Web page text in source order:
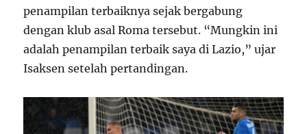
penampilan terbaiknya sejak bergabung
dengan klub asal Roma tersebut. “Mungkin ini
adalah penampilan terbaik saya di Lazio,” ujar
Isaksen setelah pertandingan.